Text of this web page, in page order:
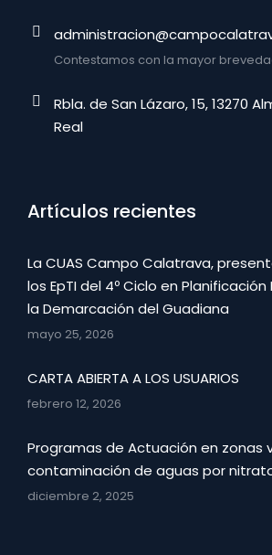
Contestamos con la mayor
Rbla. de San Lázaro, 15, 13270
Real
Artículos recientes
La CUAS Campo Calatrava,
los EpTI del 4º Ciclo en
la Demarcación del Guadiana
mayo 25, 2026
CARTA ABIERTA A LOS USUARIOS
febrero 12, 2026
Programas de Actuación en zonas
contaminación de aguas por
diciembre 2, 2025